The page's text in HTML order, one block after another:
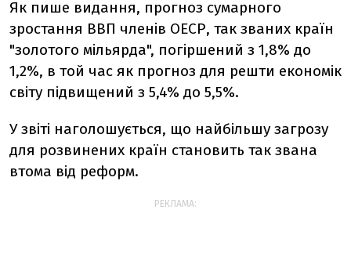
Як пише видання, прогноз сумарного
зростання ВВП членів ОЕСР, так званих країн
"золотого мільярда", погіршений з 1,8% до
1,2%, в той час як прогноз для решти економік
світу підвищений з 5,4% до 5,5%.
У звіті наголошується, що найбільшу загрозу
для розвинених країн становить так звана
втома від реформ.
РЕКЛАМА: